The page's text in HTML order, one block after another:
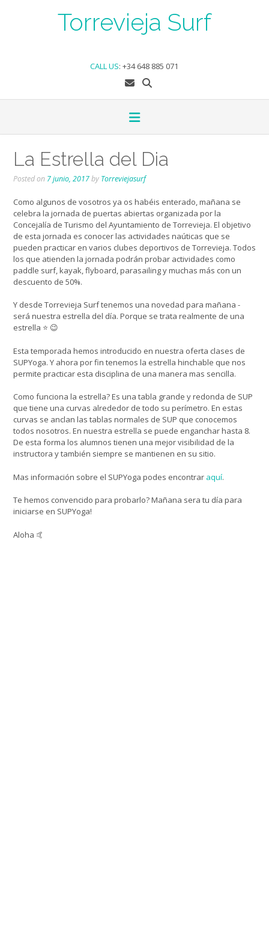
Torrevieja Surf
CALL US: +34 648 885 071
La Estrella del Dia
Posted on 7 junio, 2017by Torreviejasurf
Como algunos de vosotros ya os habéis enterado, mañana se
celebra la jornada de puertas abiertas organizada por la
Concejalía de Turismo del Ayuntamiento de Torrevieja. El objetivo
de esta jornada es conocer las actividades naúticas que se
pueden practicar en varios clubes deportivos de Torrevieja. Todos
los que atienden la jornada podrán probar actividades como
paddle surf, kayak, flyboard, parasailing y muchas más con un
descuento de 50%.
Y desde Torrevieja Surf tenemos una novedad para mañana -
será nuestra estrella del día. Porque se trata realmente de una
estrella ⭐ 😉
Esta temporada hemos introducido en nuestra oferta clases de
SUPYoga. Y ahora por fin tenemos la estrella hinchable que nos
permite practicar esta disciplina de una manera mas sencilla.
Como funciona la estrella? Es una tabla grande y redonda de SUP
que tiene una curvas alrededor de todo su perímetro. En estas
curvas se anclan las tablas normales de SUP que conocemos
todos nosotros. En nuestra estrella se puede enganchar hasta 8.
De esta forma los alumnos tienen una mejor visibilidad de la
instructora y también siempre se mantienen en su sitio.
Mas información sobre el SUPYoga podes encontrar aquí.
Te hemos convencido para probarlo? Mañana sera tu día para
iniciarse en SUPYoga!
Aloha 🤙